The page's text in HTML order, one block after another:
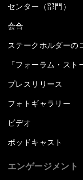
センター（部門）
会合
ステークホルダーの
「フォーラム・スト
プレスリリース
フォトギャラリー
ビデオ
ポッドキャスト
エンゲージメント